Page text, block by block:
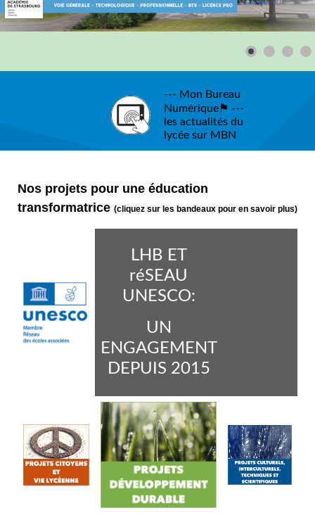
--- Mon Bureau
Numérique⚑ ---
les actualités du
lycée sur MBN
Nos projets pour une éducation
transformatrice (cliquez sur les bandeaux pour en savoir plus)
LHB ET
réSEAU
UNESCO:
UN
ENGAGEMENT
DEPUIS 2015